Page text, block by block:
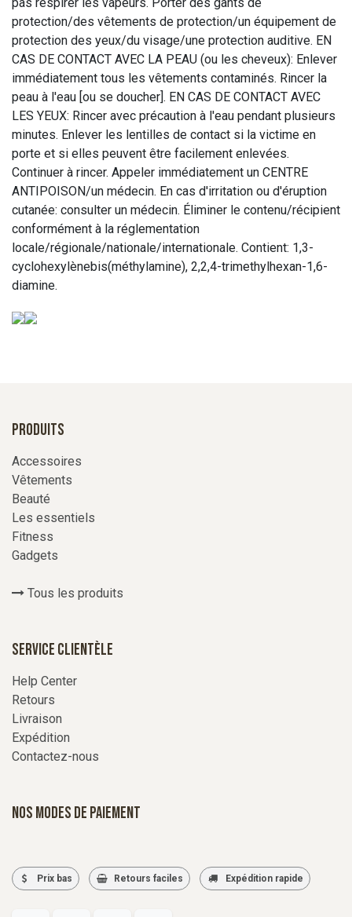
protection/des vêtements de protection/un équipement de
protection des yeux/du visage/une protection auditive. EN
CAS DE CONTACT AVEC LA PEAU (ou les cheveux): Enlever
immédiatement tous les vêtements contaminés. Rincer la
peau à l'eau [ou se doucher]. EN CAS DE CONTACT AVEC
LES YEUX: Rincer avec précaution à l'eau pendant plusieurs
minutes. Enlever les lentilles de contact si la victime en
porte et si elles peuvent être facilement enlevées.
Continuer à rincer. Appeler immédiatement un CENTRE
ANTIPOISON/un médecin. En cas d'irritation ou d'éruption
cutanée: consulter un médecin. Éliminer le contenu/récipient
conformément à la réglementation
locale/régionale/nationale/internationale. Contient: 1,3-
cyclohexylènebis(méthylamine), 2,2,4-trimethylhexan-1,6-
diamine.
Produits
Accessoires
Vêtements
Beauté
Les essentiels
Fitness
Gadgets
Tous les produits
Service Clientèle
Help Center
Retours
Livraison
Expédition
Contactez-nous
Nos modes de paiement
Prix bas Retours faciles Expédition rapide